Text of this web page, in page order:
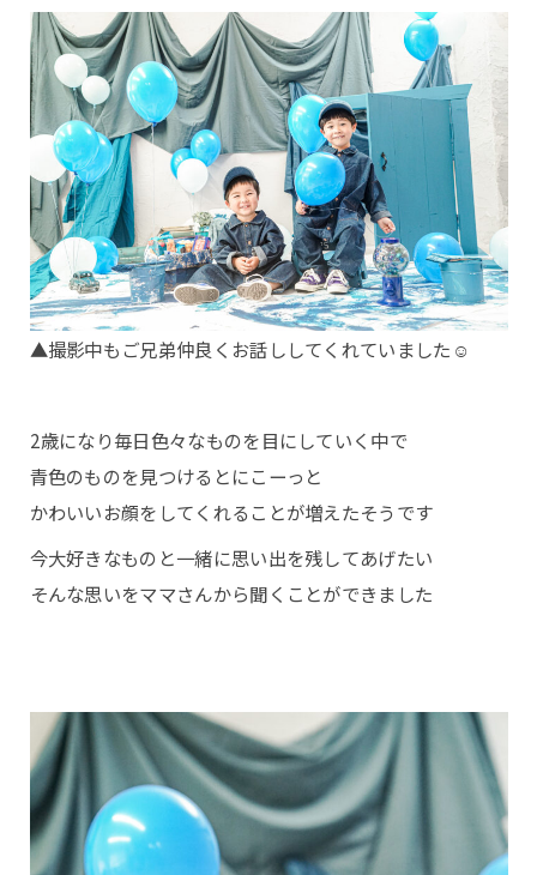
KOBITONOについて
コンセプト
店舗について
撮影・商品について
撮影プラン
▲撮影中もご兄弟仲良くお話ししてくれていました☺︎
2歳になり毎日色々なものを目にしていく中で
青色のものを見つけるとにこーっと
かわいいお顔をしてくれることが増えたそうです
今大好きなものと一緒に思い出を残してあげたい
そんな思いをママさんから聞くことができました